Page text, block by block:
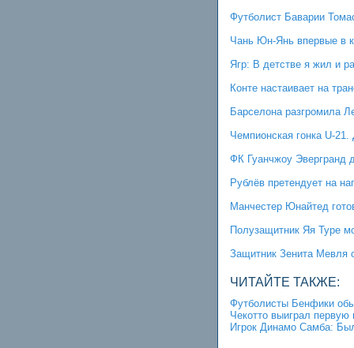
Футболист Баварии
Чань Юн-Янь впервые в
Ягр: В детстве я жил и
Конте настаивает на
Барселона разгромила
Чемпионская гонка U-
ФК Гуанчжоу Эвергранд
Рублёв претендует на
Манчестер Юнайтед
Полузащитник Яя Туре
Защитник Зенита Мевля
ЧИТАЙТЕ ТАКЖЕ:
Футболисты Бенфики
Чекотто выиграл
Игрок Динамо Самба: